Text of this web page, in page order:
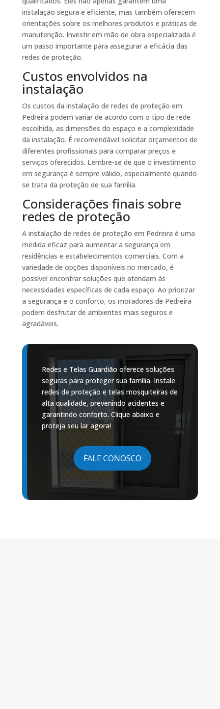
instalação segura e eficiente, mas também oferecem
orientações sobre os melhores produtos e práticas de
manutenção. Investir em mão de obra especializada é
um passo importante para assegurar a eficácia das
redes de proteção.
Custos envolvidos na
instalação
Os custos da instalação de redes de proteção em
Pedreira podem variar de acordo com o tipo de rede
escolhida, as dimensões do espaço e a complexidade
da instalação. É recomendável solicitar orçamentos de
diferentes profissionais para comparar preços e
serviços oferecidos. Lembre-se de que o investimento
em segurança é sempre válido, especialmente quando
se trata da proteção de sua família.
Considerações finais sobre
redes de proteção
A instalação de redes de proteção em Pedreira é uma
medida eficaz para aumentar a segurança em
residências e estabelecimentos comerciais. Com a
variedade de opções disponíveis no mercado, é
possível encontrar soluções que atendam às
necessidades específicas de cada espaço. Ao priorizar
a segurança e o conforto, os moradores de Pedreira
podem desfrutar de ambientes mais seguros e
agradáveis.
Redes e Telas Guardião oferece soluções
seguras para proteger sua família. Instale
redes de proteção e telas mosquiteiras de
alta qualidade, prevenindo acidentes e
garantindo conforto. Clique abaixo e
proteja seu lar agora!
FALE CONOSCO